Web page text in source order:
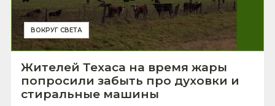
ВОКРУГ СВЕТА
Жителей Техаса на время жары
попросили забыть про духовки и
стиральные машины